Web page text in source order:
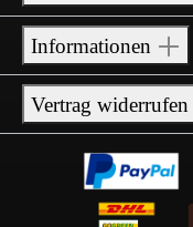
Informationen
Vertrag widerrufen